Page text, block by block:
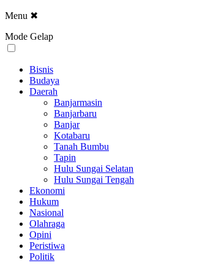
Menu ✖
Mode Gelap
Bisnis
Budaya
Daerah
Banjarmasin
Banjarbaru
Banjar
Kotabaru
Tanah Bumbu
Tapin
Hulu Sungai Selatan
Hulu Sungai Tengah
Ekonomi
Hukum
Nasional
Olahraga
Opini
Peristiwa
Politik